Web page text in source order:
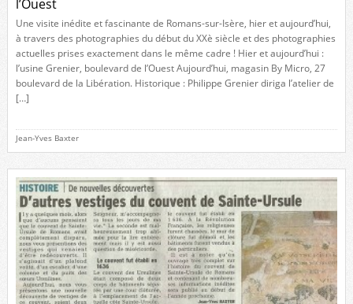
l’Ouest
Une visite inédite et fascinante de Romans-sur-Isère, hier et aujourd’hui,
à travers des photographies du début du XXè siècle et des photographies
actuelles prises exactement dans le même cadre ! Hier et aujourd’hui :
l’usine Grenier, boulevard de l’Ouest Aujourd’hui, magasin By Micro, 27
boulevard de la Libération. Historique : Philippe Grenier diriga l’atelier de
[…]
Jean-Yves Baxter